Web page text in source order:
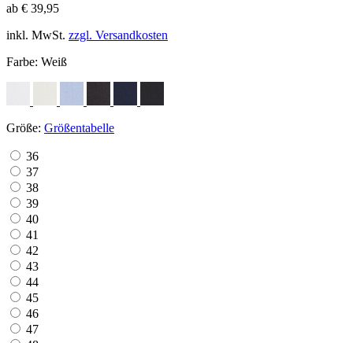
ab € 39,95
inkl. MwSt. zzgl. Versandkosten
Farbe: Weiß
Größe: Größentabelle
36
37
38
39
40
41
42
43
44
45
46
47